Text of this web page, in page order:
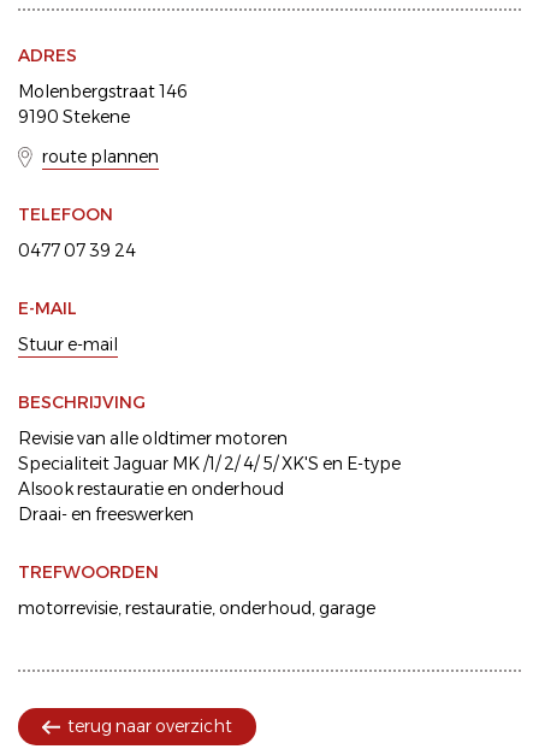
ADRES
Molenbergstraat 146
9190 Stekene
route plannen
TELEFOON
0477 07 39 24
E-MAIL
Stuur e-mail
BESCHRIJVING
Revisie van alle oldtimer motoren
Specialiteit Jaguar MK /1/ 2/ 4/ 5/ XK'S en E-type
Alsook restauratie en onderhoud
Draai- en freeswerken
TREFWOORDEN
motorrevisie,restauratie,onderhoud,garage
terug naar overzicht